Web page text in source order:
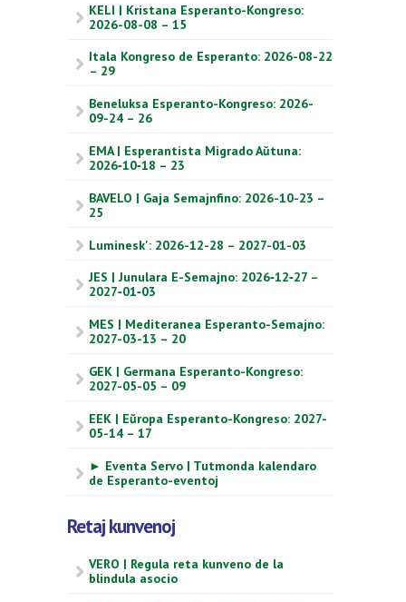
KELI | Kristana Esperanto-Kongreso:
2026-08-08 – 15
Itala Kongreso de Esperanto: 2026-08-22
– 29
Beneluksa Esperanto-Kongreso: 2026-
09-24 – 26
EMA | Esperantista Migrado Aŭtuna:
2026‑10‑18 – 23
BAVELO | Gaja Semajnfino: 2026-10-23 –
25
Luminesk': 2026-12-28 – 2027-01-03
JES | Junulara E-Semajno: 2026‑12‑27 –
2027‑01‑03
MES | Mediteranea Esperanto-Semajno:
2027-03-13 – 20
GEK | Germana Esperanto-Kongreso:
2027-05-05 – 09
EEK | Eŭropa Esperanto-Kongreso: 2027-
05-14 – 17
► Eventa Servo | Tutmonda kalendaro
de Esperanto-eventoj
Retaj kunvenoj
VERO | Regula reta kunveno de la
blindula asocio